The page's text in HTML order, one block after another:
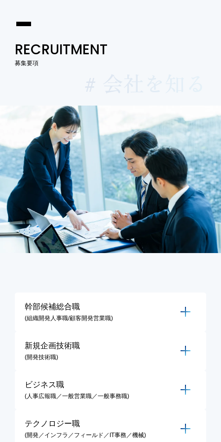
RECRUITMENT
募集要項
# 会社を知る
幹部候補総合職
(組織開発人事職/顧客開発営業職)
新規企画技術職
(開発技術職)
ビジネス職
(人事広報職／一般営業職／一般事務職)
テクノロジー職
(開発／インフラ／フィールド／IT事務／機械)